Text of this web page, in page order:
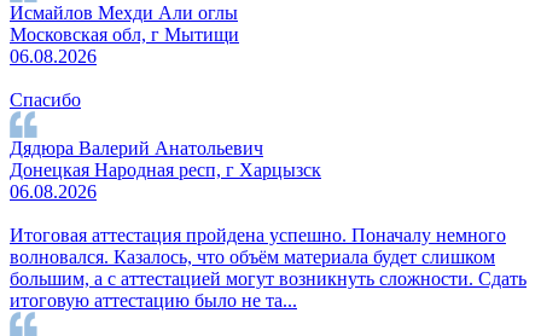
Исмайлов Мехди Али оглы
Московская обл, г Мытищи
06.08.2026
Спасибо
Дядюра Валерий Анатольевич
Донецкая Народная респ, г Харцызск
06.08.2026
Итоговая аттестация пройдена успешно. Поначалу немного
волновался. Казалось, что объём материала будет слишком
большим, а с аттестацией могут возникнуть сложности. Сдать
итоговую аттестацию было не та...